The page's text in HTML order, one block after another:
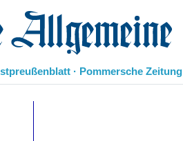
· Pommersche Zeitung